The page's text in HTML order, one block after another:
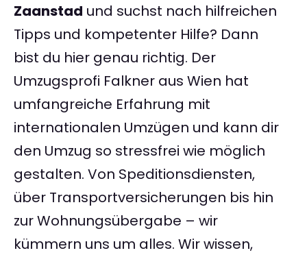
Zaanstad und suchst nach hilfreichen
Tipps und kompetenter Hilfe? Dann
bist du hier genau richtig. Der
Umzugsprofi Falkner aus Wien hat
umfangreiche Erfahrung mit
internationalen Umzügen und kann dir
den Umzug so stressfrei wie möglich
gestalten. Von Speditionsdiensten,
über Transportversicherungen bis hin
zur Wohnungsübergabe – wir
kümmern uns um alles. Wir wissen,